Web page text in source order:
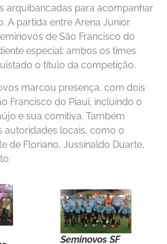
arquibancadas para acompanhar
A partida entre Arena Junior
de São Francisco do
especial: ambos os times
o título da competição.
marcou presença, com dois
Francisco do Piauí, incluindo o
e sua comitiva. Também
autoridades locais, como o
de Floriano, Jussinaldo Duarte,
Seminovos SF